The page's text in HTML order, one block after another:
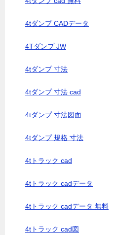
4tダンプ CADデータ
4Tダンプ JW
4tダンプ 寸法
4tダンプ 寸法 cad
4tダンプ 寸法図面
4tダンプ 規格 寸法
4tトラック cad
4tトラック cadデータ
4tトラック cadデータ 無料
4tトラック cad図